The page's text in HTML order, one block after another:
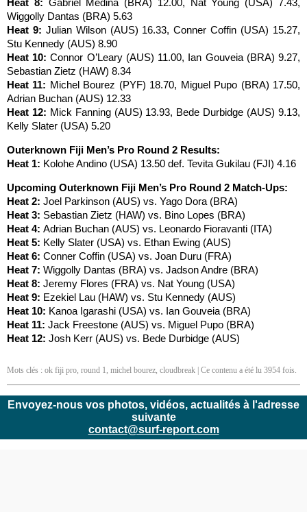
Heat 8: Gabriel Medina (BRA) 12.00, Nat Young (USA) 7.43,
Wiggolly Dantas (BRA) 5.63
Heat 9: Julian Wilson (AUS) 16.33, Conner Coffin (USA) 15.27,
Stu Kennedy (AUS) 8.90
Heat 10:Connor O’Leary (AUS) 11.00, Ian Gouveia (BRA) 9.27,
Sebastian Zietz (HAW) 8.34
Heat 11: Michel Bourez (PYF) 18.70, Miguel Pupo (BRA) 17.50,
Adrian Buchan (AUS) 12.33
Heat 12: Mick Fanning (AUS) 13.93, Bede Durbidge (AUS) 9.13,
Kelly Slater (USA) 5.20
Outerknown Fiji Men’s Pro Round 2 Results:
Heat 1: Kolohe Andino (USA) 13.50 def. Tevita Gukilau (FJI) 4.16
Upcoming Outerknown Fiji Men’s Pro Round 2 Match-Ups:
Heat 2: Joel Parkinson (AUS) vs. Yago Dora (BRA)
Heat 3: Sebastian Zietz (HAW) vs. Bino Lopes (BRA)
Heat 4: Adrian Buchan (AUS) vs. Leonardo Fioravanti (ITA)
Heat 5: Kelly Slater (USA) vs. Ethan Ewing (AUS)
Heat 6: Conner Coffin (USA) vs. Joan Duru (FRA)
Heat 7: Wiggolly Dantas (BRA) vs. Jadson Andre (BRA)
Heat 8: Jeremy Flores (FRA) vs. Nat Young (USA)
Heat 9: Ezekiel Lau (HAW) vs. Stu Kennedy (AUS)
Heat 10: Kanoa Igarashi (USA) vs. Ian Gouveia (BRA)
Heat 11: Jack Freestone (AUS) vs. Miguel Pupo (BRA)
Heat 12: Josh Kerr (AUS) vs. Bede Durbidge (AUS)
Mots clés : ok fiji pro, round 1, michel bourez, cloudbreak | Ce contenu a été lu 3954 fois.
Envoyez-nous vos photos, vidéos, actualités à l'adresse
suivante
contact@surf-report.com